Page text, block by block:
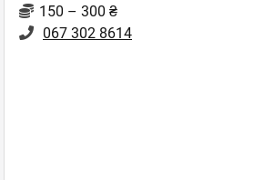
150 – 300 ₴
067 302 8614